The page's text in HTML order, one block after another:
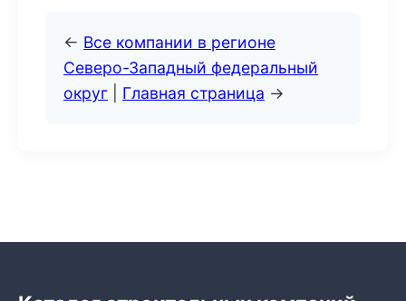
← Все компании в регионе
Северо-Западный федеральный
округ
Главная страница →